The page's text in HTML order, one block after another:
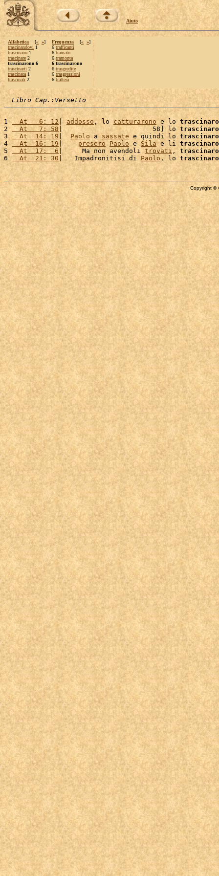
Aiuto
Alfabetica [« »]
trascinandovi 1
trascinano 1
trascinare 2
trascinarono 6
trascinarti 2
trascinata 1
trascinati 2
Frequenza [« »]
6 trafficanti
6 tramato
6 tramonta
6 trascinarono
6 trasgredite
6 trasgressioni
6 tratterà
Libro Cap.:Versetto
1
  At   6: 12
| addosso , lo catturarono e lo
2
  At   7: 58
|                       58] lo
3
  At  14: 19
| Paolo a sassate e quindi lo
4
  At  16: 19
| presero Paolo e Sila e li
5
  At  17:  6
|     Ma non avendoli trovati,
6
  At  21: 30
|   Impadronitisi di Paolo , lo
Copyright ©